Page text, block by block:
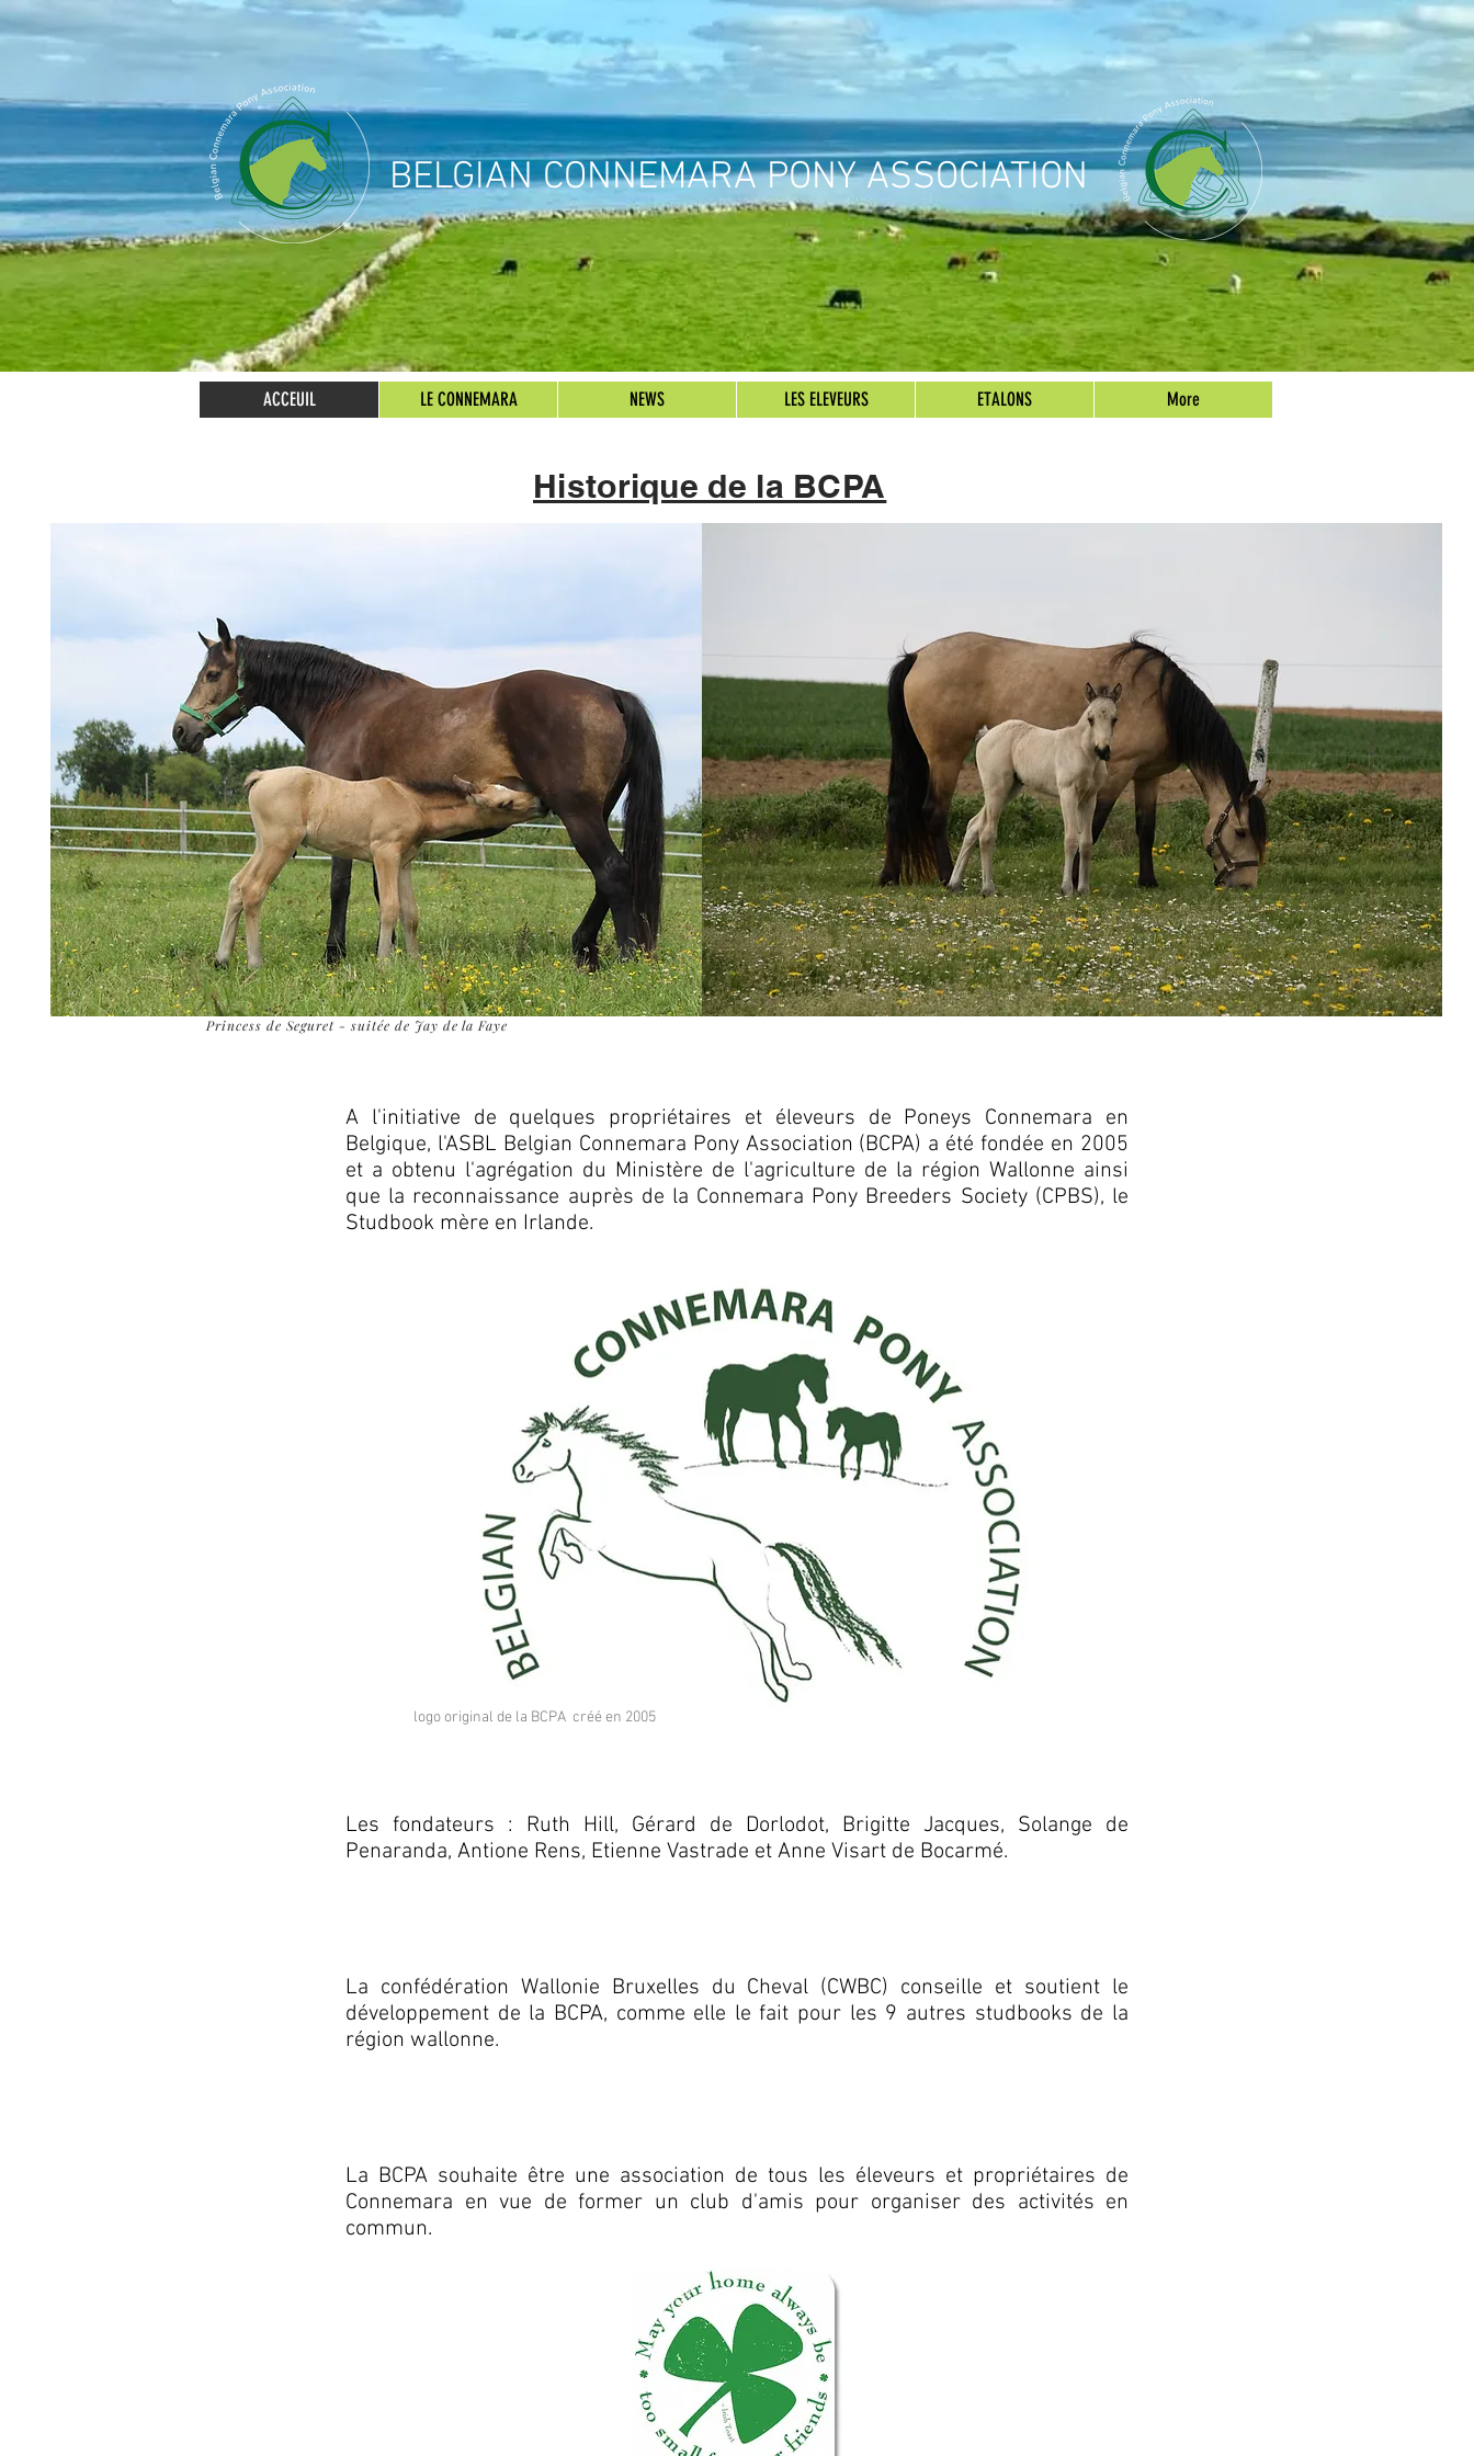
BELGIAN CONNEMARA PONY ASSOCIATION
ACCEUIL LE CONNEMARA NEWS LES ELEVEURS ETALONS More
Historique de la BCPA
Princess de Seguret - suitée de Jay de la Faye
A l'initiative de quelques propriétaires et éleveurs de Poneys Connemara en
Belgique, l'ASBL Belgian Connemara Pony Association (BCPA) a été fondée en 2005
et a obtenu l'agrégation du Ministère de l'agriculture de la région Wallonne ainsi
que la reconnaissance auprès de la Connemara Pony Breeders Society (CPBS), le
Studbook mère en Irlande.
Les fondateurs : Ruth Hill, Gérard de Dorlodot, Brigitte Jacques, Solange de
Penaranda, Antione Rens, Etienne Vastrade et Anne Visart de Bocarmé.
La confédération Wallonie Bruxelles du Cheval (CWBC) conseille et soutient le
développement de la BCPA, comme elle le fait pour les 9 autres studbooks de la
région wallonne.
La BCPA souhaite être une association de tous les éleveurs et propriétaires de
Connemara en vue de former un club d'amis pour organiser des activités en
commun.
logo original de la BCPA créé en 2005